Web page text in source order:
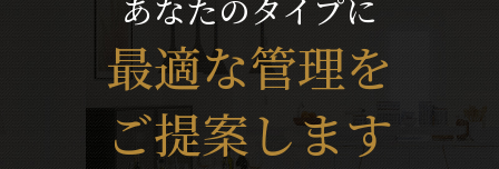
あなたのタイプに
最適な管理を
ご提案します